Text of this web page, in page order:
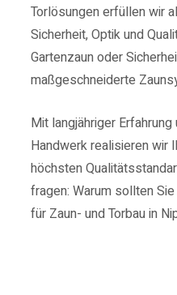
Torlösungen erfüllen wir
Sicherheit, Optik und
Gartenzaun oder
maßgeschneiderte
Mit langjähriger
Handwerk realisieren wir
höchsten
fragen: Warum sollten
für Zaun- und Torbau in